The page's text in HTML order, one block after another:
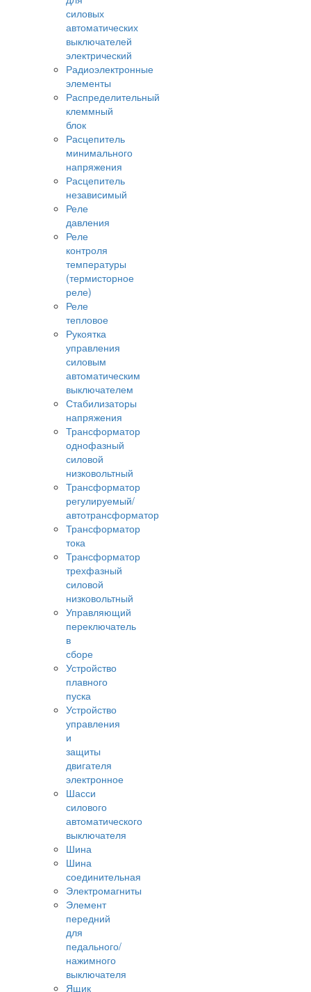
силовых
автоматических
выключателей
электрический
Радиоэлектронные
элементы
Распределительный
клеммный
блок
Расцепитель
минимального
напряжения
Расцепитель
независимый
Реле
давления
Реле
контроля
температуры
(термисторное
реле)
Реле
тепловое
Рукоятка
управления
силовым
автоматическим
выключателем
Стабилизаторы
напряжения
Трансформатор
однофазный
силовой
низковольтный
Трансформатор
регулируемый/
автотрансформатор
Трансформатор
тока
Трансформатор
трехфазный
силовой
низковольтный
Управляющий
переключатель
в
сборе
Устройство
плавного
пуска
Устройство
управления
и
защиты
двигателя
электронное
Шасси
силового
автоматического
выключателя
Шина
Шина
соединительная
Электромагниты
Элемент
передний
для
педального/
нажимного
выключателя
Ящик